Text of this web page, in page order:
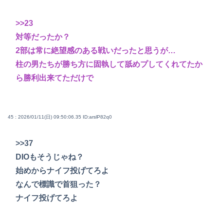
>>23
対等だったか？
2部は常に絶望感のある戦いだったと思うが…
柱の男たちが勝ち方に固執して舐めプしてくれてたか
ら勝利出来てただけで
45 : 2026/01/11(日) 09:50:06.35 ID:arslP82q0
>>37
DIOもそうじゃね？
始めからナイフ投げてろよ
なんで標識で首狙った？
ナイフ投げてろよ